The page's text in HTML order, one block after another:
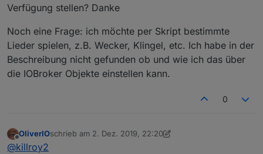
Verfügung stellen? Danke
Noch eine Frage: ich möchte per Skript bestimmte
Lieder spielen, z.B. Wecker, Klingel, etc. Ich habe in der
Beschreibung nicht gefunden ob und wie ich das über
die IOBroker Objekte einstellen kann.
0
Offline
OliverIOschrieb am 2. Dez. 2019, 22:20
zuletzt editiert von OliverIO12. Feb. 2019, 23:21
@killroy2